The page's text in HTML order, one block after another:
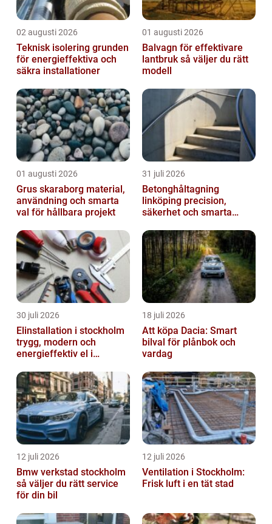
02 augusti 2026
Teknisk isolering grunden
för energieffektiva och
säkra installationer
01 augusti 2026
Balvagn för effektivare
lantbruk så väljer du rätt
modell
01 augusti 2026
Grus skaraborg material,
användning och smarta
val för hållbara projekt
31 juli 2026
Betonghåltagning
linköping precision,
säkerhet och smarta
30 juli 2026
Elinstallation i stockholm
trygg, modern och
energieffektiv el i
18 juli 2026
Att köpa Dacia: Smart
bilval för plånbok och
vardag
12 juli 2026
Bmw verkstad stockholm
så väljer du rätt service
för din bil
12 juli 2026
Ventilation i Stockholm:
Frisk luft i en tät stad